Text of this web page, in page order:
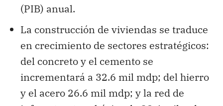
(PIB) anual.
La construcción de viviendas se traduce
en crecimiento de sectores estratégicos:
del concreto y el cemento se
incrementará a 32.6 mil mdp; del hierro
y el acero 26.6 mil mdp; y la red de